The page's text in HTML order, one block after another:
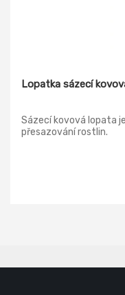
Lopatka sázecí
Sázecí kovová lopata
přesazování rostlin.